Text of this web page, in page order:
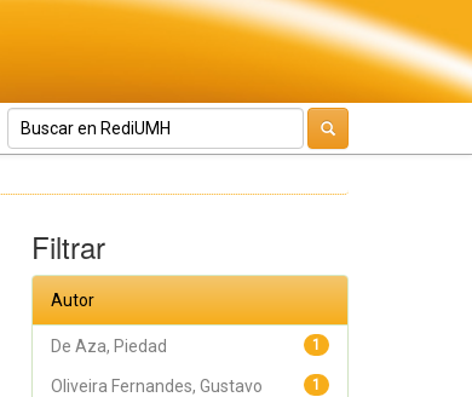
Filtrar
Autor
1
De Aza, Piedad
1
Oliveira Fernandes, Gustavo